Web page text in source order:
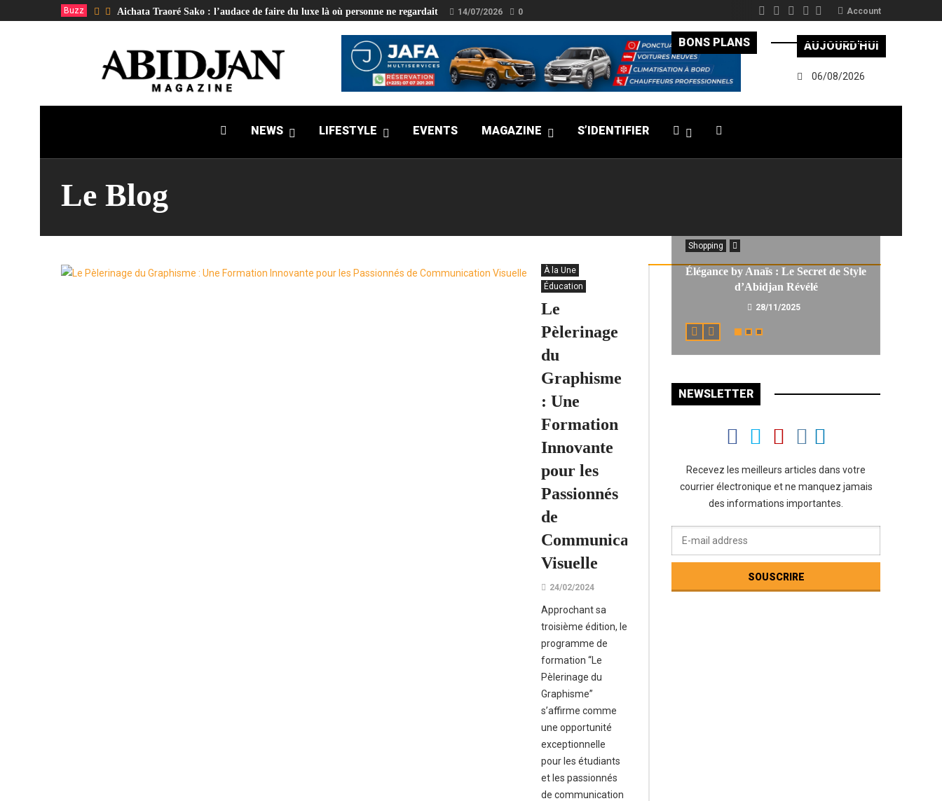
Buzz Aichata Traoré Sako : l’audace de faire du luxe là où personne ne regardait 14/07/2026 0 Account
AUJOURD'HUI
06/08/2026
NEWS LIFESTYLE EVENTS MAGAZINE S’IDENTIFIER
Le Blog
À la Une
Éducation
Le
Pèlerinage
du
Graphisme
: Une
Formation
Innovante
pour les
Passionnés
de
Communication
Visuelle
24/02/2024
Approchant sa
troisième édition, le
programme de
formation “Le
Pèlerinage du
Graphisme”
s’affirme comme
une opportunité
exceptionnelle
pour les étudiants
et les passionnés
de communication
BONS PLANS
Shopping
Élégance by Anaïs : Le Secret de Style
d’Abidjan Révélé
28/11/2025
NEWSLETTER
Recevez les meilleurs articles dans votre
courrier électronique et ne manquez jamais
des informations importantes.